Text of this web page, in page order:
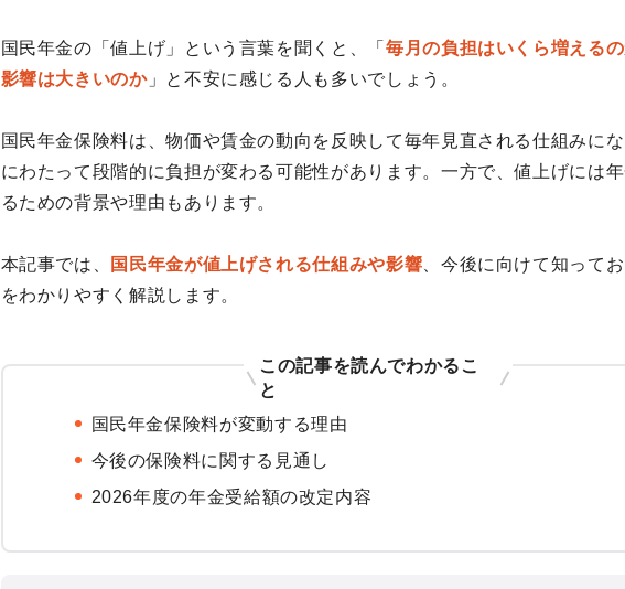
国民年金の「値上げ」という言葉を聞くと、「 毎月の負担はいくら増える
影響は大きいのか」と不安に感じる人も多いでしょう。
国民年金保険料は、物価や賃金の動向を反映して毎年見直される仕組みに
にわたって段階的に負担が変わる可能性があります。一方で、値上げには
るための背景や理由もあります。
本記事では、 国民年金が値上げされる仕組みや影響 、今後に向けて知って
をわかりやすく解説します。
この記事を読んでわかるこ
と
国民年金保険料が変動する理由
今後の保険料に関する見通し
2026年度の年金受給額の改定内容